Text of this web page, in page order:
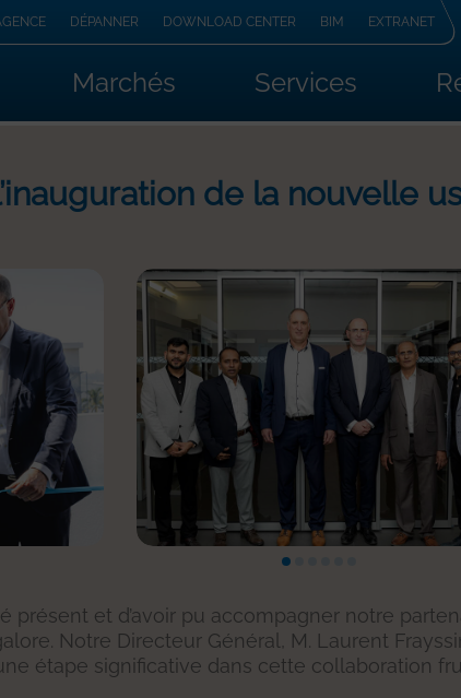
DÉPANNER DOWNLOAD CENTER BIM EXTRANET
Marchés Services
de la nouvelle
présent et d’avoir pu accompagner notre
Notre Directeur Général, M. Laurent
étape significative dans cette collaboration